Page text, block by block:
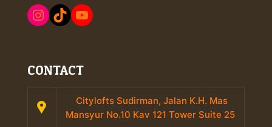
Instagram
TikTokYouTube
CONTACT
Citylofts Sudirman, Jalan K.H. Mas
Mansyur No.10 Kav 121 Tower Suite 25